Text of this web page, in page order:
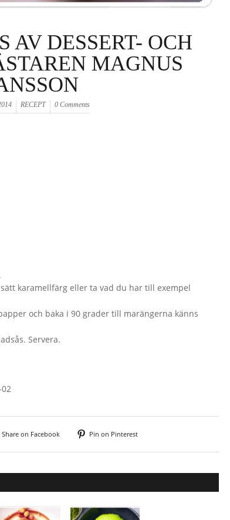
AV DESSERT- OCH
MAGNUS
RECEPT 0 Comments
karamellfärg eller ta vad du har till exempel
och baka i 90 grader till marängerna känns
Servera.
Share on Facebook Pin on Pinterest